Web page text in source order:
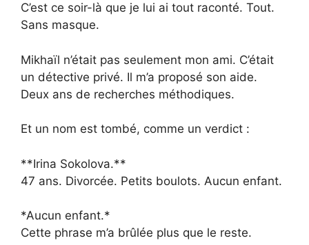
C’est ce soir-là que je lui ai tout raconté. Tout.
Sans masque.
Mikhaïl n’était pas seulement mon ami. C’était
un détective privé. Il m’a proposé son aide.
Deux ans de recherches méthodiques.
Et un nom est tombé, comme un verdict :
**Irina Sokolova.**
47 ans. Divorcée. Petits boulots. Aucun enfant.
*Aucun enfant.*
Cette phrase m’a brûlée plus que le reste.